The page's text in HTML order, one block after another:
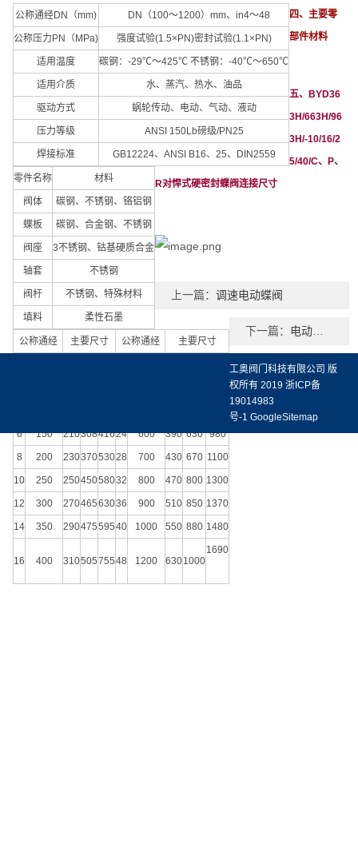
公称通经DN（mm) DN（100～1200）mm、in4～48
公称压力PN（MPa) 强度试验(1.5×PN)密封试验(1.1×PN)
适用温度 碳钢：-29℃～425℃ 不锈钢：-40℃～650℃
适用介质 水、蒸汽、热水、油品
驱动方式 蜗轮传动、电动、气动、液动
压力等级 ANSI 150Lb磅级/PN25
焊接标准 GB12224、ANSI B16、25、DIN2559
四、主要零
部件材料
零件名称 材料
阀体 碳钢、不锈钢、铬铝钢
蝶板 碳钢、合金钢、不锈钢
阀座 3不锈钢、钴基硬质合金
轴套 不锈钢
阀杆 不锈钢、特殊材料
填料 柔性石墨
五、BYD36
3H/663H/96
3H/-10/16/2
5/40/C、P、
R对悍式硬密封蝶阀连接尺寸
公称通经 主要尺寸 公称通经 主要尺寸
6 150 21030841624 600 390 630 980
8 200 23037053028 700 430 670 1100
10 250 25045058032 800 470 800 1300
12 300 27046563036 900 510 850 1370
14 350 29047559540 1000 550 880 1480
16 400 31050575548 1200 6301000
1690
上一篇：调速电动蝶阀
下一篇： 电动硬密封蝶阀
工奥阀门科技有限公司 版
权所有 2019浙ICP备
19014983
号-1 GoogleSitemap